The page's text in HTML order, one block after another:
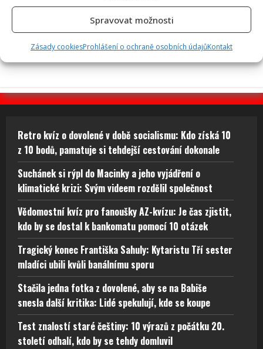
Spravovat možnosti
Zásady cookiesProhlášení o ochraně osobních údajůKontakt
Stačila jedna fotka z dovolené, aby se na Babiše snesla další
kritika: Lidé spekulují, kde se koupe
Retro kvíz o dovolené v době socialismu: Kdo získá 10
z 10 bodů, pamatuje si tehdejší cestování dokonale
Suchánek si rýpl do Macinky a jeho vyjádření o
klimatické krizi: Svým videem rozdělil společnost
Vědomostní kvíz pro fanoušky AZ-kvízu: Je čas zjistit,
kdo by se dostal k bankomatu pomocí 10 otázek
Tragický konec Františka Sahuly: Kytaristu Tří sester
mladíci ubili kvůli banálnímu sporu
Stačila jedna fotka z dovolené, aby se na Babiše
snesla další kritika: Lidé spekulují, kde se koupe
Test znalostí staré češtiny: 10 výrazů z počátku 20.
století odhalí, kdo by se tehdy domluvil